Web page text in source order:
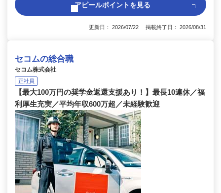
アピールポイントを見る
更新日： 2026/07/22 掲載終了日： 2026/08/31
セコムの総合職
セコム株式会社
正社員
【最大100万円の奨学金返還支援あり！】最長10連休／福
利厚生充実／平均年収600万超／未経験歓迎